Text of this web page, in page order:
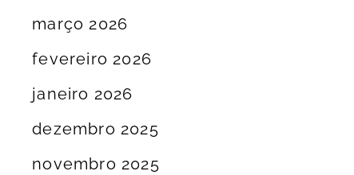
março 2026
fevereiro 2026
janeiro 2026
dezembro 2025
novembro 2025